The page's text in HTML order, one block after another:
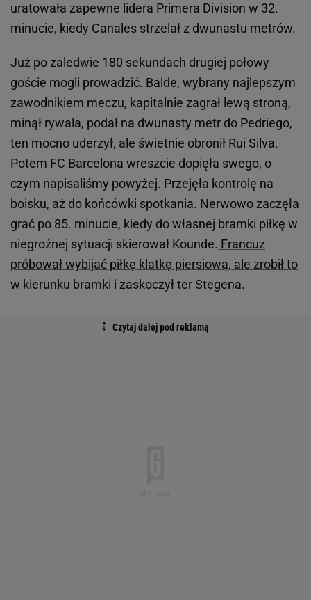
uratowała zapewne lidera Primera Division w 32.
minucie, kiedy Canales strzelał z dwunastu metrów.
Już po zaledwie 180 sekundach drugiej połowy
goście mogli prowadzić. Balde, wybrany najlepszym
zawodnikiem meczu, kapitalnie zagrał lewą stroną,
minął rywala, podał na dwunasty metr do Pedriego,
ten mocno uderzył, ale świetnie obronił Rui Silva.
Potem FC Barcelona wreszcie dopięła swego, o
czym napisaliśmy powyżej. Przejęła kontrolę na
boisku, aż do końcówki spotkania. Nerwowo zaczęła
grać po 85. minucie, kiedy do własnej bramki piłkę w
niegroźnej sytuacji skierował Kounde. Francuz
próbował wybijać piłkę klatkę piersiową, ale zrobił to
w kierunku bramki i zaskoczył ter Stegena.